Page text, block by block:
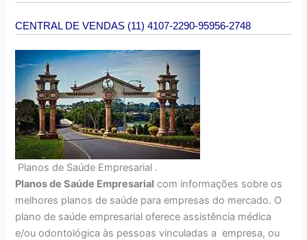
CENTRAL DE VENDAS (11) 4107-2290-95956-2748
Planos de Saúde Empresarial .
Planos de Saúde Empresarial com informações sobre os
melhores planos de saúde para empresas do mercado. O
plano de saúde empresarial oferece assistência médica
e/ou odontológica às pessoas vinculadas a empresa, ou